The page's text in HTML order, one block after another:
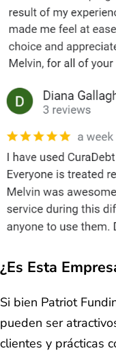
¿Es Esta
Si bien Patriot
pueden ser
clientes y prácticas